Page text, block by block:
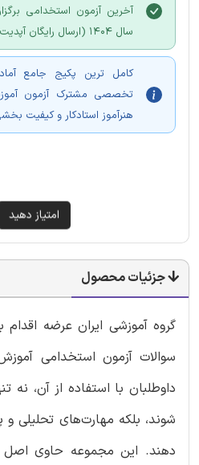
آخرین آزمون استخدامی
سال 1404 (ارسال رایگان آپدیت در صورت تغییر منابع)
کامل ترین پکیج جامع
تخصصی مشترک آزمون
هنرآموز استادکار و کیفیت
جزئیات محصول
گروه آموزشی ایران عرضه اقدام
سوالات آزمون استخدامی
داوطلبان با استفاده از آن، نه‌
شوند، بلکه مهارت‌های تحلیلی و
دهند. این مجموعه حاوی اصل